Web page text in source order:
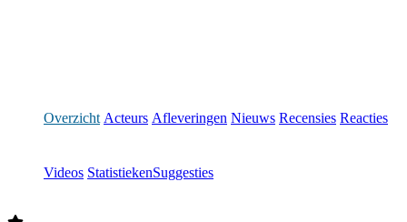
Overzicht Acteurs Afleveringen Nieuws Recensies Reacties
Videos StatistiekenSuggesties